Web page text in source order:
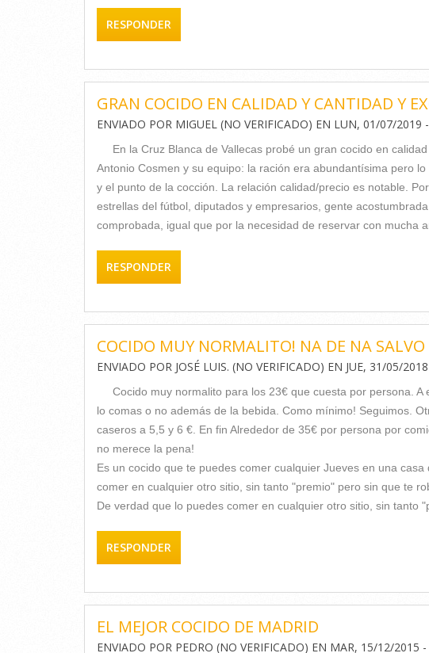
RESPONDER
GRAN COCIDO EN CALIDAD Y CANTIDAD Y
ENVIADO POR MIGUEL (NO VERIFICADO) EN LUN, 01/07/2019
En la Cruz Blanca de Vallecas probé un gran cocido en
Antonio Cosmen y su equipo: la ración era abundantísima pero
y el punto de la cocción. La relación calidad/precio es notable.
estrellas del fútbol, diputados y empresarios, gente
comprobada, igual que por la necesidad de reservar con mucha
RESPONDER
COCIDO MUY NORMALITO! NA DE NA
ENVIADO POR JOSÉ LUIS. (NO VERIFICADO) EN JUE, 31/05/
Cocido muy normalito para los 23€ que cuesta por persona.
lo comas o no además de la bebida. Como mínimo! Seguimos.
caseros a 5,5 y 6 €. En fin Alrededor de 35€ por persona por
no merece la pena!
Es un cocido que te puedes comer cualquier Jueves en una
comer en cualquier otro sitio, sin tanto "premio" pero sin que te
De verdad que lo puedes comer en cualquier otro sitio, sin tanto
RESPONDER
EL MEJOR COCIDO DE MADRID
ENVIADO POR PEDRO (NO VERIFICADO) EN MAR, 15/12/2015 -